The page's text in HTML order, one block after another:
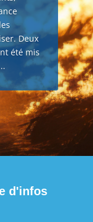
Deux
été mis
d'infos